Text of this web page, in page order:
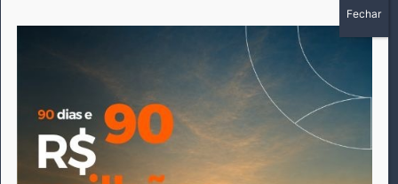
A história do Pioneiro inicia em fevereiro de 2005 em
Canarana - MT, na época, como um jornal impresso semanal,
que chegou a possuir mil assinantes. Durante 15 anos, foram
publicadas 691 edições que narraram os acontecimentos
políticos, policiais e cotidianos de Canarana e região. Fiel a sua
origem, pautado sempre pela busca incessante da
imparcialidade, faz jus a sua logo, com o característico "avião
da praça" de Canarana, sendo o símbolo do